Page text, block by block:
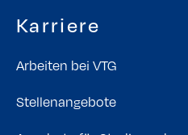
Karriere
Arbeiten bei VTG
Stellenangebote